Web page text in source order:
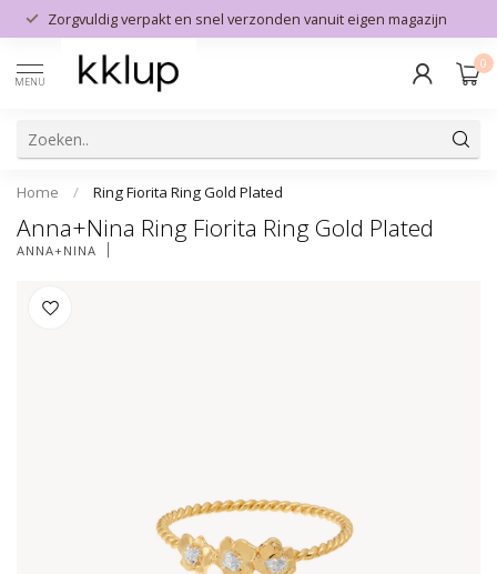
Zorgvuldig verpakt en snel verzonden vanuit eigen magazijn
MENU
0
Home / Ring Fiorita Ring Gold Plated
Anna+Nina Ring Fiorita Ring Gold Plated
ANNA+NINA